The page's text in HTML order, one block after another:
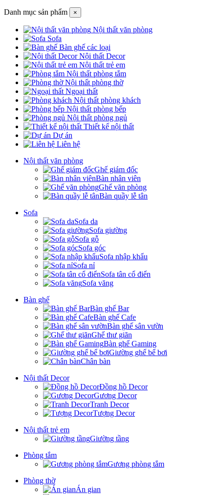
Danh mục sản phẩm ×
Nội thất văn phòng
Sofa
Bàn ghế các loại
Nội thất Decor
Nội thất trẻ em
Nội thất phòng tắm
Nội thất phòng thờ
Ngoại thất
Nội thất phòng khách
Nội thất phòng bếp
Nội thất phòng ngủ
Thiết kế nội thất
Dự án
Liên hệ
Nội thất văn phòng
Ghế giám đốc
Bàn nhân viên
Ghế văn phòng
Bàn quầy lễ tân
Sofa
Sofa da
Sofa giường
Sofa gỗ
Sofa góc
Sofa nhập khẩu
Sofa nỉ
Sofa tân cổ điển
Sofa văng
Bàn ghế
Bàn ghế Bar
Bàn ghế Cafe
Bàn ghế sân vườn
Ghế thư giãn
Bàn ghế Gaming
Giường ghế bể bơi
Chân bàn
Nội thất Decor
Đồng hồ Decor
Gương Decor
Tranh Decor
Tượng Decor
Nội thất trẻ em
Giường tầng
Phòng tắm
Gương phòng tắm
Phòng thờ
Án gian